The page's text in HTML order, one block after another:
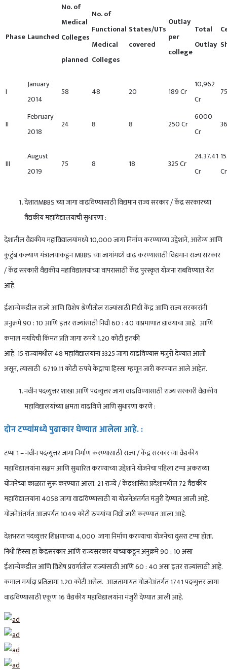
Phase Launched
No. of
Medical
Colleges
planned
No. of
Functional
Medical
Colleges
States/UTs
covered
Outlay
per
college
Total
Outlay
I
January
2014
58 48 20 189 Cr
10,962
Cr
II
February
2018
24 8 8 250 Cr
6000
Cr
III
August
2019
75 8 18 325 Cr
24,37.41
Cr
Cr
देशातMBBS च्या जागा वाढविण्यासाठी विद्यमान राज्य सरकार / केंद्र सरकारच्या
वैद्यकीय महाविद्यालयांची सुधारणा :
देशातील वैद्यकीय महाविद्यालयांमध्ये 10,000 जागा निर्माण करण्याच्या उद्देशाने, आरोग्य आणि
कुटुंब कल्याण मंत्रालयाकडून MBBS च्या जागांमध्ये वाढ करण्यासाठी विद्यमान राज्य सरकार
/ केंद्र सरकारी वैद्यकीय महाविद्यालयांच्या वापरासाठी केंद्र पुरस्कृत योजना राबविण्यात येत
आहे.
ईशान्येकडील राज्ये आणि विशेष श्रेणीतील राज्यांसाठी निधी केंद्र आणि राज्य सरकारांनी
अनुक्रमे 90 : 10 आणि इतर राज्यांसाठी निधी 60 : 40 याप्रमाणात द्यावयाचा आहे. आणि
कमाल मर्यादेची किंमत प्रति जागा रुपये 1.20 कोटी इतकी
आहे. 15 राज्यांमधील 48 महाविद्यालयांना 3325 जागा वाढविण्यास मंजुरी देण्यात आली
असून, त्यासाठी 6719.11 कोटी रुपये केंद्राचा हिस्सा म्हणून जारी करण्यात आले आहेत.
नवीन पदव्युत्तर शाखा आणि पदव्युत्तर जागा वाढविण्यासाठी राज्य सरकारी वैद्यकीय
महाविद्यालयांच्या क्षमता वाढविणे आणि सुधारणा करणे :
दोन टप्प्यांमध्ये पुढाकार घेण्यात आलेला आहे. :
टप्पा 1 – नवीन पदव्युत्तर जागा निर्माण करण्यासाठी राज्य / केंद्र सरकारच्या वैद्यकीय
महाविद्यालयांना सक्षम आणि सुधारित करण्याच्या उद्देशाने योजनेचा पहिला टप्पा अकराव्या
योजनेच्या काळात सुरू करण्यात आला. 21 राज्ये / केंद्रशासित प्रदेशांमधील 72 वैद्यकीय
महाविद्यालयांना 4058 जागा वाढविण्यासाठी या योजनेअंतर्गत मंजुरी देण्यात आली आहे.
योजनेअंतर्गत आजपर्यंत 1049 कोटी रुपयांचा निधी जारी करण्यात आला आहे.
देशभरात पदव्युत्तर शिक्षणाच्या 4,000 जागा निर्माण करण्याचा योजनेचा दुसरा टप्पा होता.
निधी हिस्सा हा केंद्रसरकार आणि राज्यसरकार यांच्याकडून अनुक्रमे 90 : 10 असा
ईशान्येकडील आणि विशेष प्रवर्गातील राज्यांसाठी आणि 60 : 40 असा इतर राज्यांसाठी आहे.
कमाल मर्यादा प्रतिजागा 1.20 कोटी असेल. आजतागायत योजनेअंतर्गत 1741 पदव्युत्तर जागा
वाढविण्यासाठी एकूण 16 वैद्यकीय महाविद्यालयांना मंजुरी देण्यात आली आहे.